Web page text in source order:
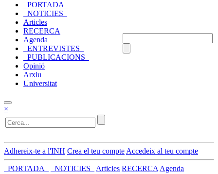
_PORTADA_
_NOTICIES_
Articles
RECERCA
Agenda
_ENTREVISTES_
_PUBLICACIONS_
Opinió
Arxiu
Universitat
×
Adhereix-te a l'INH Crea el teu compte Accedeix al teu compte
_PORTADA_ _NOTICIES_ Articles RECERCA Agenda